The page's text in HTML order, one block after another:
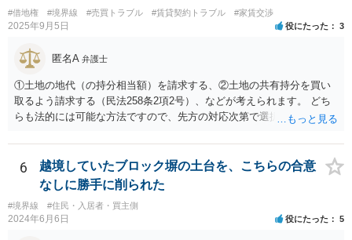
#借地権 #境界線 #売買トラブル #賃貸契約トラブル #家賃交渉
2025年9月5日 役にたった 3
匿名A 弁護士
①土地の地代（の持分相当額）を請求する、②土地の共有持分を買い
取るよう請求する（民法258条2項2号）、などが考えられます。 どち
らも法的には可能な方法ですので、先方の対応次第で選択することに
は②を求めて訴訟を提起することになるかと存じます。）
6
越境していたブロック塀の土台を、こちらの合意
なしに勝手に削られた
#境界線 #住民・入居者・買主側
2024年6月6日 役にたった 5